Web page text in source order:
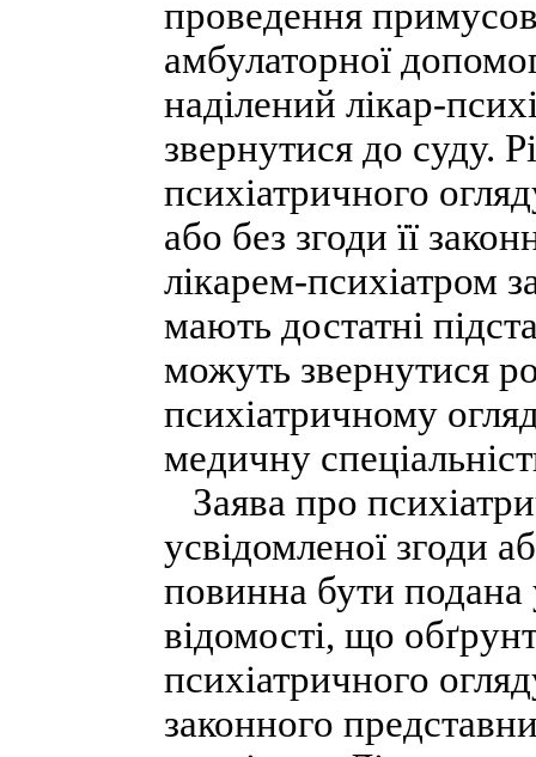
проведення
амбулаторної
наділений лікар-
звернутися до суду.
психіатричного
або без згоди її
лікарем-психіатром
мають достатні
можуть звернутися
психіатричному
медичну
Заява про
усвідомленої згоди
повинна бути подана
відомості, що
психіатричного
законного